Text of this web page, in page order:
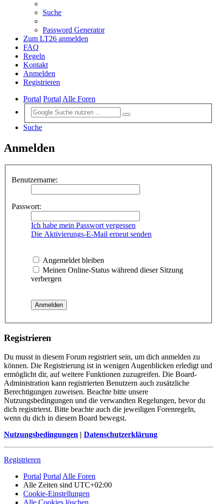
Suche
Password Generator
Zum LT26 anmelden
FAQ
Regeln
Kontakt
Anmelden
Registrieren
Portal PortalAlle Foren
Suche
Anmelden
Benutzername:
Passwort:
Ich habe mein Passwort vergessen
Die Aktivierungs-E-Mail erneut senden
Angemeldet bleiben
Meinen Online-Status während dieser Sitzung
verbergen
Registrieren
Du musst in diesem Forum registriert sein, um dich anmelden zu
können. Die Registrierung ist in wenigen Augenblicken erledigt und
ermöglicht dir, auf weitere Funktionen zuzugreifen. Die Board-
Administration kann registrierten Benutzern auch zusätzliche
Berechtigungen zuweisen. Beachte bitte unsere
Nutzungsbedingungen und die verwandten Regelungen, bevor du
dich registrierst. Bitte beachte auch die jeweiligen Forenregeln,
wenn du dich in diesem Board bewegst.
Nutzungsbedingungen | Datenschutzerklärung
Registrieren
Portal Portal Alle Foren
Alle Zeiten sind UTC+02:00
Cookie-Einstellungen
Alle Cookies löschen